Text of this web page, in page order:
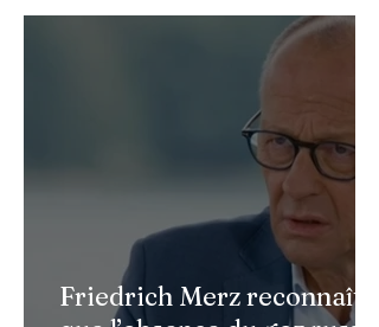
faciale : une renaissance
bouleversante pour ses 16
Friedrich Merz reconnaît